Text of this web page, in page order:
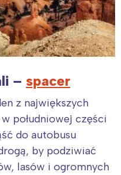
– spacer
z największych
południowej części
do autobusu
by podziwiać
lasów i ogromnych